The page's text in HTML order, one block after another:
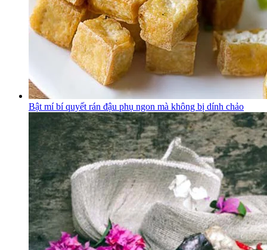
Bật mí bí quyết rán đậu phụ ngon mà không bị dính chảo